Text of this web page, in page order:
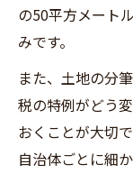
の50平方メート
みです。
また、土地の分
税の特例がどう
おくことが大切
自治体ごとに細